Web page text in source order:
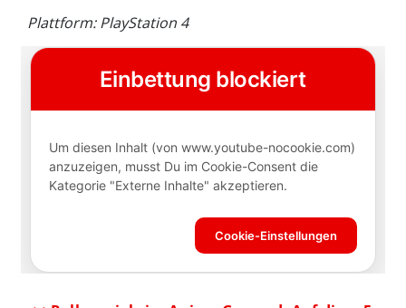
Plattform: PlayStation 4